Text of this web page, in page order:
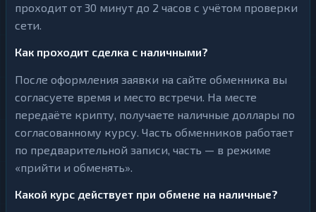
проходит от 30 минут до 2 часов с учётом проверки
сети.
Как проходит сделка с наличными?
После оформления заявки на сайте обменника вы
согласуете время и место встречи. На месте
передаёте крипту, получаете наличные доллары по
согласованному курсу. Часть обменников работает
по предварительной записи, часть — в режиме
«прийти и обменять».
Какой курс действует при обмене на наличные?